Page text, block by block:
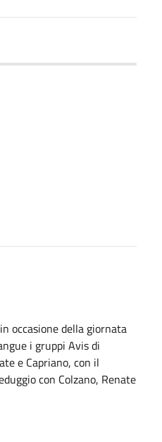
in occasione della giornata
i gruppi Avis di
e Capriano, con il
con Colzano, Renate